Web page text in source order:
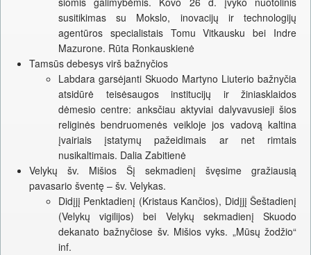
susitikimas su Mokslo, inovacijų ir technologijų
agentūros specialistais Tomu Vitkausku bei Indre
Mazurone. Rūta Ronkauskienė
Tamsūs debesys virš bažnyčios
Labdara garsėjanti Skuodo Martyno Liuterio bažnyčia
atsidūrė teisėsaugos institucijų ir žiniasklaidos
dėmesio centre: anksčiau aktyviai dalyvavusieji šios
religinės bendruomenės veikloje jos vadovą kaltina
įvairiais įstatymų pažeidimais ar net rimtais
nusikaltimais. Dalia Zabitienė
Velykų šv. Mišios Šį sekmadienį švęsime gražiausią
pavasario šventę – šv. Velykas.
Didįjį Penktadienį (Kristaus Kančios), Didįjį Šeštadienį
(Velykų vigilijos) bei Velykų sekmadienį Skuodo
dekanato bažnyčiose šv. Mišios vyks. „Mūsų žodžio“
inf.